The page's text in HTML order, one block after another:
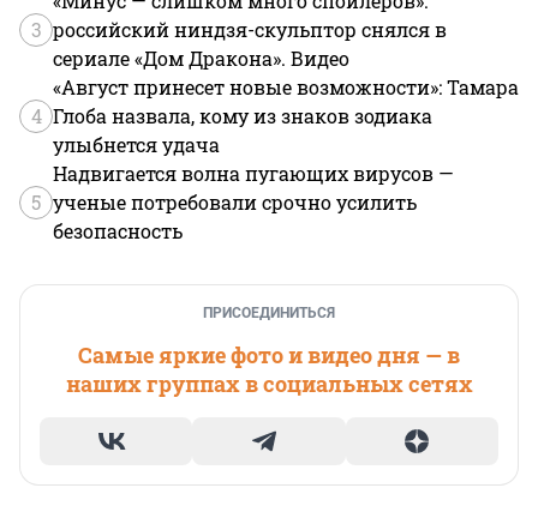
3 российский ниндзя-скульптор снялся в
сериале «Дом Дракона». Видео
4
«Август принесет новые возможности»: Тамара
Глоба назвала, кому из знаков зодиака
улыбнется удача
5
Надвигается волна пугающих вирусов —
ученые потребовали срочно усилить
безопасность
ПРИСОЕДИНИТЬСЯ
Самые яркие фото и видео дня — в
наших группах в социальных сетях